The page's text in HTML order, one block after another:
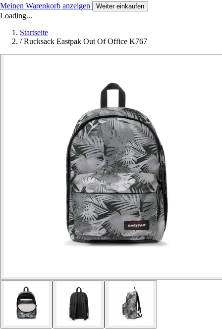
Meinen Warenkorb anzeigen Weiter einkaufen
Loading...
Startseite
/ Rucksack Eastpak Out Of Office K767